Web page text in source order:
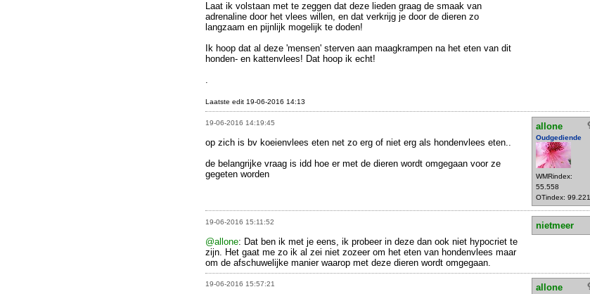
Laat ik volstaan met te zeggen dat deze lieden graag de smaak van
adrenaline door het vlees willen, en dat verkrijg je door de dieren zo
langzaam en pijnlijk mogelijk te doden!
Ik hoop dat al deze 'mensen' sterven aan maagkrampen na het eten van dit
honden- en kattenvlees! Dat hoop ik echt!
.
Laatste edit 19-06-2016 14:13
19-06-2016 14:19:45 allone
Oudgediende
WMRindex:
55.558
OTindex: 99.221
op zich is bv koeienvlees eten net zo erg of niet erg als hondenvlees eten..
de belangrijke vraag is idd hoe er met de dieren wordt omgegaan voor ze
gegeten worden
19-06-2016 15:11:52
nietmeer
@allone: Dat ben ik met je eens, ik probeer in deze dan ook niet hypocriet te
zijn. Het gaat me zo ik al zei niet zozeer om het eten van hondenvlees maar
om de afschuwelijke manier waarop met deze dieren wordt omgegaan.
19-06-2016 15:57:21 allone